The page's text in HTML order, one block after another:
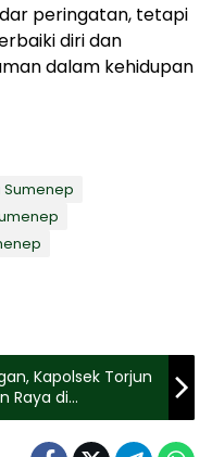
peringatan, tetapi
diri dan
dalam kehidupan
Sumenep
Kapolsek Torjun
Raya di